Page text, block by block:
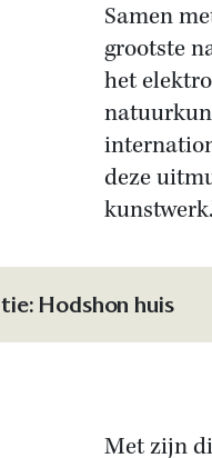
Samen
grootste
het
deze
Hodshon huis
Met zijn